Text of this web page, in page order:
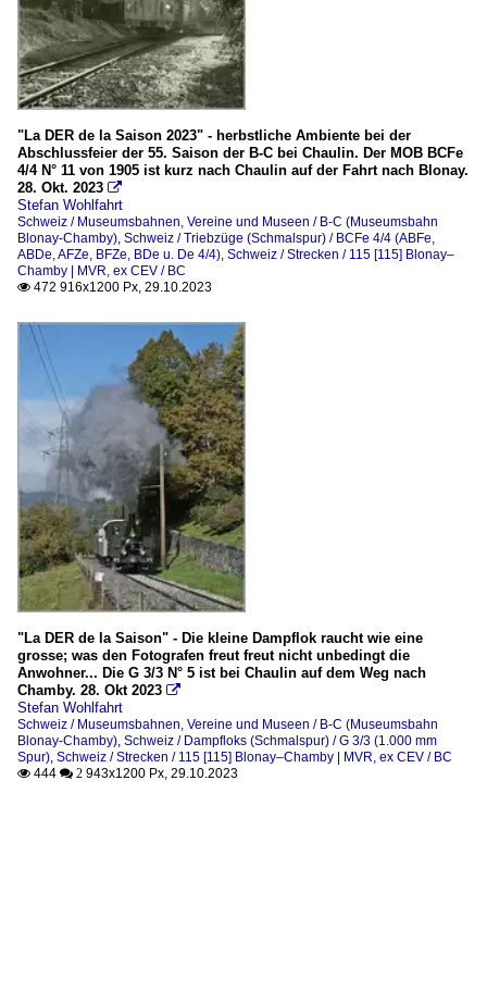
"La DER de la Saison 2023" - herbstliche Ambiente bei der
Abschlussfeier der 55. Saison der B-C bei Chaulin. Der MOB BCFe
4/4 N° 11 von 1905 ist kurz nach Chaulin auf der Fahrt nach Blonay.
28. Okt. 2023 
Stefan Wohlfahrt
Schweiz / Museumsbahnen, Vereine und Museen / B-C (Museumsbahn
Blonay-Chamby) Schweiz / Triebzüge (Schmalspur) / BCFe 4/4 (ABFe,
ABDe, AFZe, BFZe, BDe u. De 4/4) Schweiz / Strecken / 115 [115] Blonay–
Chamby | MVR, ex CEV / BC
 472 916x1200 Px, 29.10.2023
"La DER de la Saison" - Die kleine Dampflok raucht wie eine
grosse; was den Fotografen freut freut nicht unbedingt die
Anwohner... Die G 3/3 N° 5 ist bei Chaulin auf dem Weg nach
Chamby. 28. Okt 2023 
Stefan Wohlfahrt
Schweiz / Museumsbahnen, Vereine und Museen / B-C (Museumsbahn
Blonay-Chamby), Schweiz / Dampfloks (Schmalspur) / G 3/3 (1.000 mm
Spur), Schweiz / Strecken / 115 [115] Blonay–Chamby | MVR, ex CEV / BC
 444  2 943x1200 Px, 29.10.2023